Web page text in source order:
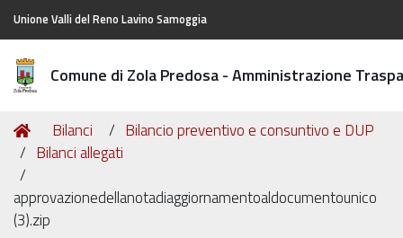
Unione Valli del Reno Lavino Samoggia
Comune di Zola Predosa - Amministrazione
Tu
sei
qui:
Home
Bilanci
Bilancio preventivo e consuntivo e DUP
Bilanci allegati
approvazionedellanotadiaggiornamentoaldocumentounico
(3).zip